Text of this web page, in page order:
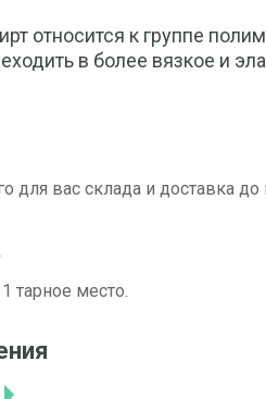
относится к группе
в более вязкое и
для вас склада и доставка до
тарное место.